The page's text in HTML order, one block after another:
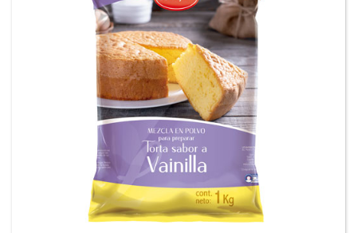
Mezcla en polvo para preparar tortas sabor a
Vainilla